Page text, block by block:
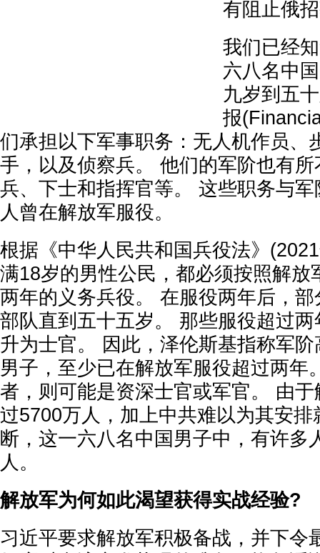
有阻止俄
我们已经
六八名中
九岁到五
报
们承担以下军事职务：无人机作员、
手，以及侦察兵。 他们的军阶也有
兵、下士和指挥官等。 这些职务与
人曾在解放军服役。
根据《中华人民共和国兵役法》
满18岁的男性公民，都必须按照解放
两年的义务兵役。 在服役两年后，
部队直到五十五岁。 那些服役超过
升为士官。 因此，泽伦斯基指称军
男子，至少已在解放军服役超过两年
者，则可能是资深士官或军官。 由
过5700万人，加上中共难以为其安
断，这一六八名中国男子中，有许多
人。
解放军为何如此渴望获得实战经验?
习近平要求解放军积极备战，并下令